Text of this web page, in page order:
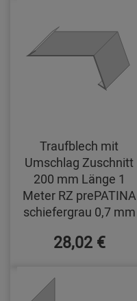
Traufblech mit
Umschlag Zuschnitt
200 mm Länge 1
Meter RZ prePATINA
schiefergrau 0,7 mm
28,02 €